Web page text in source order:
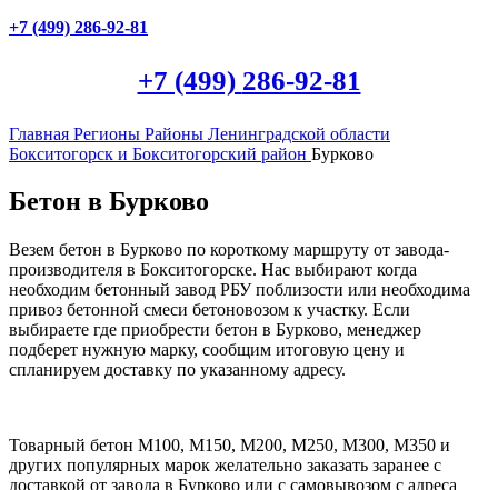
+7 (499) 286-92-81
+7 (499) 286-92-81
Главная Регионы Районы Ленинградской области
Бокситогорск и Бокситогорский район Бурково
Бетон в Бурково
Везем бетон в Бурково по короткому маршруту от завода-
производителя в Бокситогорске. Нас выбирают когда
необходим бетонный завод РБУ поблизости или необходима
привоз бетонной смеси бетоновозом к участку. Если
выбираете где приобрести бетон в Бурково, менеджер
подберет нужную марку, сообщим итоговую цену и
спланируем доставку по указанному адресу.
Товарный бетон М100, М150, М200, М250, М300, М350 и
других популярных марок желательно заказать заранее с
доставкой от завода в Бурково или с самовывозом с адреса